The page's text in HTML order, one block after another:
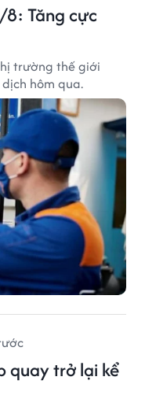
Tăng cực
trường thế giới
hôm qua.
quay trở lại kể